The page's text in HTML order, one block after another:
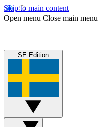
Skip to main content
Open menu Close main menu
SE Edition